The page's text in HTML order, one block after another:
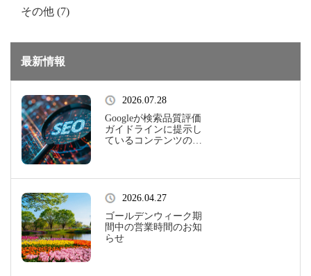
その他 (7)
最新情報
2026.07.28
Googleが検索品質評価
ガイドラインに提示し
ているコンテンツの品
2026.04.27
ゴールデンウィーク期
間中の営業時間のお知
らせ